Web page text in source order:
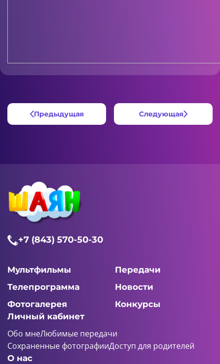
Предыдущая Следующая
+7 (843) 570-50-30
Мультфильмы
Передачи
Телепрограмма
Новости
Фотогалерея
Конкурсы
Личный кабинет
Обо мнеЛюбимые передачи
Сохраненные фотографииДоступ для родителей
О нас